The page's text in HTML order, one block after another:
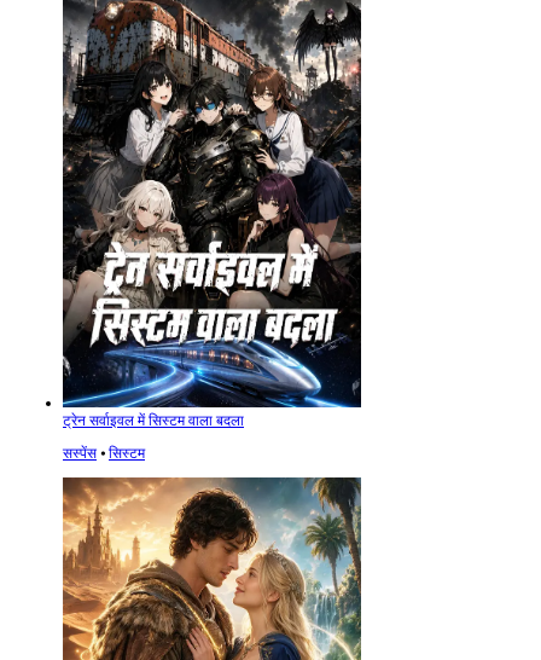
ट्रेन सर्वाइवल में सिस्टम वाला बदला
सस्पेंस ⦁ सिस्टम